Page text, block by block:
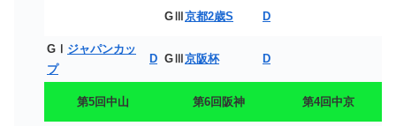
GⅢ京都2歳S D
GⅠ ジャパンカッ
プ
D GⅢ京阪杯 D
第5回中山 第6回阪神 第4回中京